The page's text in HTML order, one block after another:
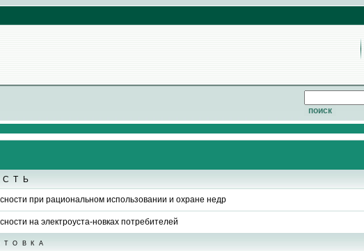
при рациональном использовании и охране недр
на электроуста-новках потребителей